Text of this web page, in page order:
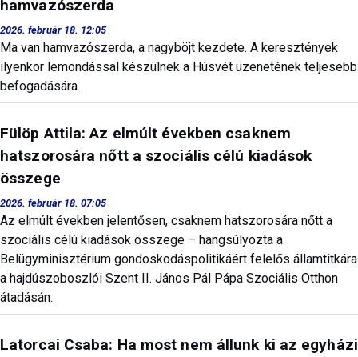
hamvazószerda
2026. február 18. 12:05
Ma van hamvazószerda, a nagyböjt kezdete. A keresztények
ilyenkor lemondással készülnek a Húsvét üzenetének teljesebb
befogadására.
Fülöp Attila: Az elmúlt években csaknem
hatszorosára nőtt a szociális célú kiadások
összege
2026. február 18. 07:05
Az elmúlt években jelentősen, csaknem hatszorosára nőtt a
szociális célú kiadások összege – hangsúlyozta a
Belügyminisztérium gondoskodáspolitikáért felelős államtitkára
a hajdúszoboszlói Szent II. János Pál Pápa Szociális Otthon
átadásán.
Latorcai Csaba: Ha most nem állunk ki az egyházi